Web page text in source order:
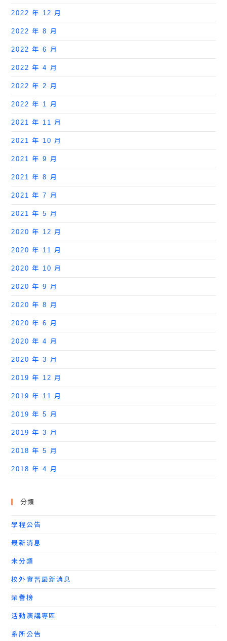
2022 年 12 月
2022 年 8 月
2022 年 6 月
2022 年 4 月
2022 年 2 月
2022 年 1 月
2021 年 11 月
2021 年 10 月
2021 年 9 月
2021 年 8 月
2021 年 7 月
2021 年 5 月
2020 年 12 月
2020 年 11 月
2020 年 10 月
2020 年 9 月
2020 年 8 月
2020 年 6 月
2020 年 4 月
2020 年 3 月
2019 年 12 月
2019 年 11 月
2019 年 5 月
2019 年 3 月
2018 年 5 月
2018 年 4 月
分類
學程公告
最新消息
未分類
校外實習最新消息
榮譽榜
活動演講專區
系所公告